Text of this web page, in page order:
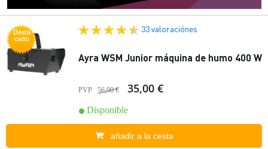
Desta
cado
33 valoraciónes
Ayra WSM Junior máquina de humo 400 W
PVP 56,00 € 35,00 €
Disponible
añadir a la cesta